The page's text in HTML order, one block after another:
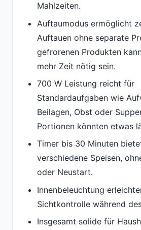
Mahlzeiten.
Auftaumodus ermöglicht
Auftauen ohne separate
gefrorenen Produkten
mehr Zeit nötig sein.
700 W Leistung reicht für
Standardaufgaben wie
Beilagen, Obst oder
Portionen könnten etwas
Timer bis 30 Minuten
verschiedene Speisen,
oder Neustart.
Innenbeleuchtung
Sichtkontrolle während
Insgesamt solide für